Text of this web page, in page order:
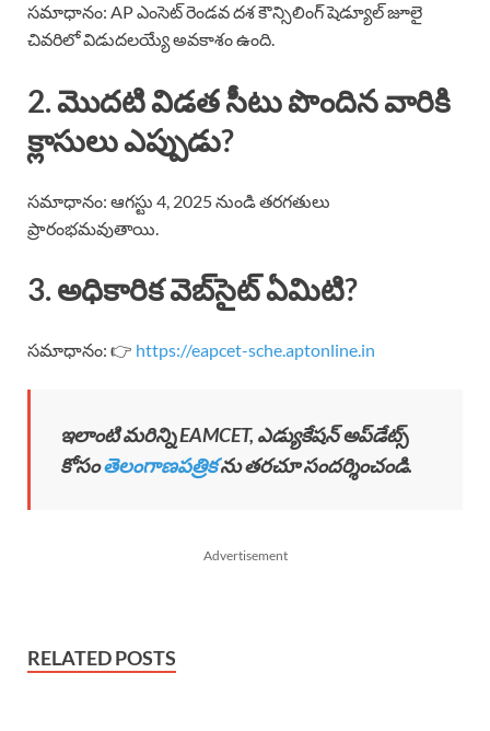
సమాధానం: AP ఎంసెట్ రెండవ దశ కౌన్సిలింగ్ షెడ్యూల్ జూలై
చివరిలో విడుదలయ్యే అవకాశం ఉంది.
2. మొదటి విడత సీటు పొందిన వారికి
క్లాసులు ఎప్పుడు?
సమాధానం: ఆగస్టు 4, 2025 నుండి తరగతులు
ప్రారంభమవుతాయి.
3. అధికారిక వెబ్‌సైట్ ఏమిటి?
సమాధానం: 👉 https://eapcet-sche.aptonline.in
ఇలాంటి మరిన్ని EAMCET, ఎడ్యుకేషన్ అప్‌డేట్స్
కోసంతెలంగాణపత్రికను తరచూ సందర్శించండి.
Advertisement
RELATED POSTS